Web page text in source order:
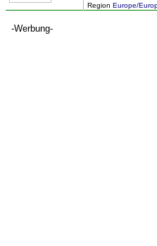
Region Europe/
-Werbung-